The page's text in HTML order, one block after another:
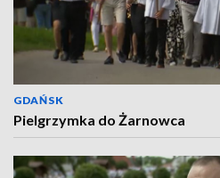
GDAŃSK
Pielgrzymka do Żarnowca